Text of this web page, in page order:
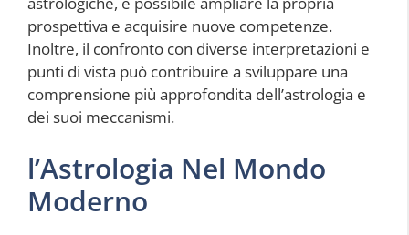
prospettiva e acquisire nuove competenze.
Inoltre, il confronto con diverse interpretazioni e
punti di vista può contribuire a sviluppare una
comprensione più approfondita dell’astrologia e
dei suoi meccanismi.
l’Astrologia Nel Mondo
Moderno